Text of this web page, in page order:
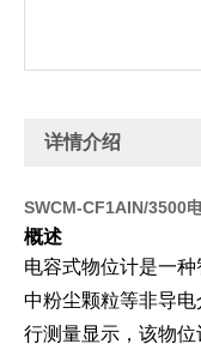
详情介绍
SWCM-CF1AIN/3500
概述
电容式物位计是一
中粉尘颗粒等非导
行测量显示，该物